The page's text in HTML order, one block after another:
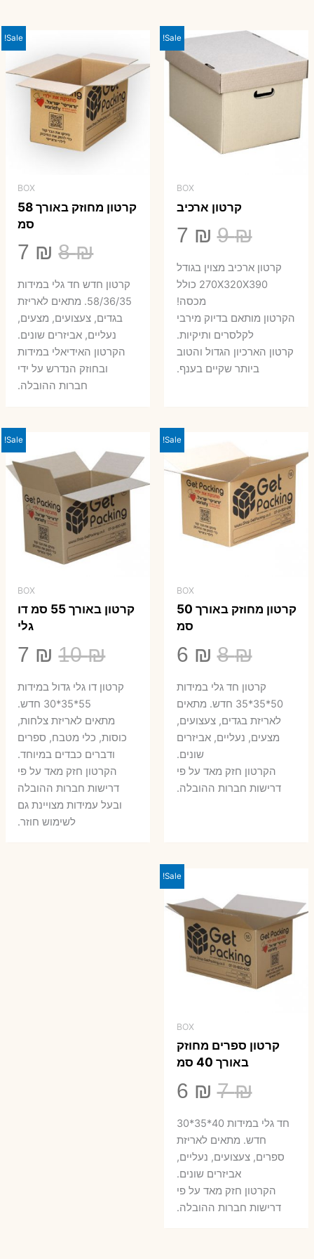
29 ₪.
23 ₪.
Sale!
BOX
קרטון ארכיב
9₪
המחיר
המקורי
היה:
9 ₪.
7 ₪
הנוכחי
הוא:
קרטון ארכיב מצוין בגודל
270X320X390 כולל
מכסה!
הקרטון מותאם בדיוק מירבי
לקלסרים ותיקיות.
קרטון הארכיון הגדול והטוב
ביותר שקיים בענף.
Sale!
BOX
קרטון מחוזק באורך 58
סמ
8₪
היה:
8 ₪.
7 ₪
7 ₪.
קרטון חדש חד גלי במידות
58/36/35. מתאים לאריזת
בגדים, צעצועים, מצעים,
נעליים, אביזרים שונים.
הקרטון האידיאלי במידות
ובחוזק הנדרש על ידי
חברות ההובלה.
Sale!
BOX
קרטון מחוזק באורך 50
סמ
8₪
המחיר
המקורי
היה:
8 ₪.
6 ₪
הנוכחיקרטון חד גלי במידות
50*35*35 חדש. מתאים
לאריזת בגדים, צעצועים,
מצעים, נעליים, אביזרים
שונים.
הקרטון חזק מאד על פי
דרישות חברות ההובלה.
Sale!
BOX
קרטון באורך 55 סמ דו
גלי
10₪
היה:
10 ₪.
7 ₪
7 ₪.
קרטון דו גלי גדול במידות
55*35*30 חדש.
מתאים לאריזת צלחות,
כוסות, כלי מטבח, ספרים
ודברים כבדים במיוחד.
הקרטון חזק מאד על פי
דרישות חברות ההובלה
ובעל עמידות מצויינת גם
לשימוש חוזר.
Sale!
BOX
קרטון ספרים מחוזק
באורך 40 סמ
7₪
המחיר
המקורי
היה:
7 ₪.
6 ₪
הוא:
חד גלי במידות 40*35*30
חדש. מתאים לאריזת
ספרים, צעצועים, נעליים,
אביזרים שונים.
הקרטון חזק מאד על פי
דרישות חברות ההובלה.